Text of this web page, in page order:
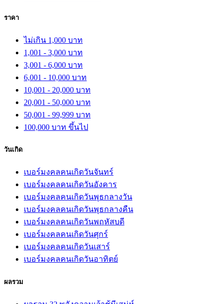
ราคา
ไม่เกิน 1,000 บาท
1,001 - 3,000 บาท
3,001 - 6,000 บาท
6,001 - 10,000 บาท
10,001 - 20,000 บาท
20,001 - 50,000 บาท
50,001 - 99,999 บาท
100,000 บาท ขึ้นไป
วันเกิด
เบอร์มงคลคนเกิดวันจันทร์
เบอร์มงคลคนเกิดวันอังคาร
เบอร์มงคลคนเกิดวันพุธกลางวัน
เบอร์มงคลคนเกิดวันพุธกลางคืน
เบอร์มงคลคนเกิดวันพฤหัสบดี
เบอร์มงคลคนเกิดวันศุกร์
เบอร์มงคลคนเกิดวันเสาร์
เบอร์มงคลคนเกิดวันอาทิตย์
ผลรวม